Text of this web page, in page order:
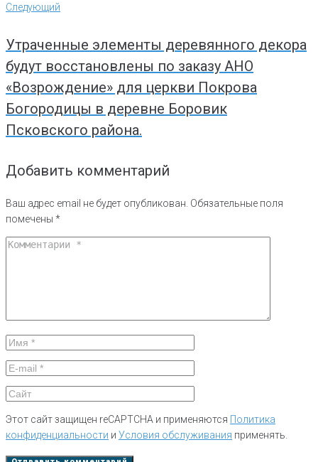
Следующий
Следующий
Утраченные элементы деревянного декора
будут восстановлены по заказу АНО
«Возрождение» для церкви Покрова
Богородицы в деревне Боровик
Псковского района.
Добавить комментарий
Ваш адрес email не будет опубликован. Обязательные поля
помечены *
Этот сайт защищен reCAPTCHA и применяются Политика
конфиденциальности и Условия обслуживания применять.